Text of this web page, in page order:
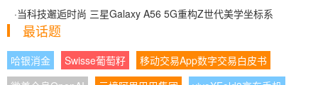
·当科技邂逅时尚 三星Galaxy A56 5G重构Z世代美学坐标系
最话题
哈银消金 Swisse葡萄籽
移动交易App数字交易白皮书